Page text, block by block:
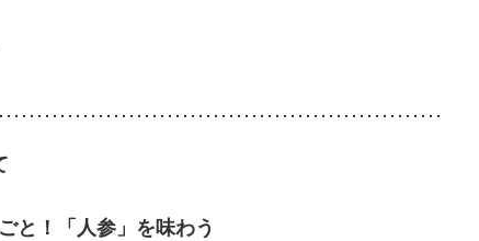
と！「人参」を味わう